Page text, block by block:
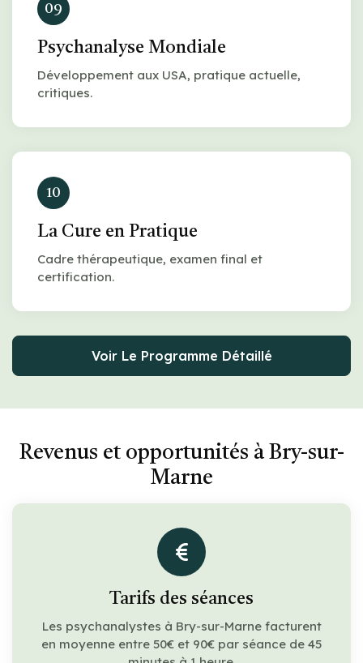
09
Psychanalyse Mondiale
Développement aux USA, pratique actuelle,
critiques.
10
La Cure en Pratique
Cadre thérapeutique, examen final et
certification.
Voir Le Programme Détaillé
Revenus et opportunités à Bry-sur-
Marne
Tarifs des séances
Les psychanalystes à Bry-sur-Marne facturent
en moyenne entre 50€ et 90€ par séance de 45